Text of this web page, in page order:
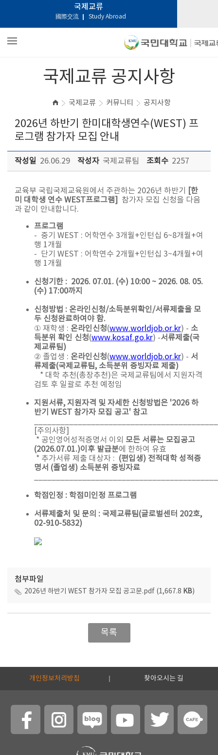
국제교류
國際交流 Study Abroad
국제교류 공지사항
국제교류 커뮤니티 공지사항
2026년 하반기 한미대학생연수(WEST) 프
로그램 참가자 모집 안내
작성일 26.06.29 작성자 국제교류팀 조회수 2257
교육부 국립국제교육원에서 주관하는 2026년 하반기
[한
미 대학생 연수 WEST프로그램]
참가자 모집 신청을 다음
과 같이 안내합니다.
프로그램
- 중기 WEST : 어학연수 3개월+인턴십 6~8개월+여
행 1개월
- 단기 WEST : 어학연수 2개월+인턴십 3~4개월+여
행 1개월
신청기한 : 2026. 07.01. (수) 10:00 ~ 2026. 08. 05.
(수) 17:00까지
신청방법 : 온라인신청/소득분위확인/서류제출을 모
두 신청완료하여야 함.
① 재학생 : 온라인신청(www.worldjob.or.kr) - 소
득분위 확인 신청(www.kosaf.go.kr) -서류제출(국
제교류팀)
② 졸업생 : 온라인신청(www.worldjob.or.kr) - 서
류제출(국제교류팀, 소득분위 증빙자료 제출)
* 대학 추천(총장추천)은 국제교류팀에서 지원자격
검토 후 일괄로 추천 예정임
지원서류, 지원자격 및 자세한 신청방법은 '2026 하
반기 WEST 참가자 모집 공고' 참고
[주의사항]
* 공인영어성적증명서 이외 모든 서류는 모집공고
(2026.07.01.)이후 발급분에 한하여 유효
* 추가서류 제출 대상자 : (편입생) 전적대학 성적증
명서 (졸업생) 소득분위 증빙자료
학점인정 : 학점미인정 프로그램
서류제출처 및 문의 : 국제교류팀(글로벌센터 202호,
02-910-5832)
첨부파일
2026년 하반기 WEST 참가자 모집 공고문.pdf (1,667.8 KB)
목록
개인정보처리방침 찾아오시는 길